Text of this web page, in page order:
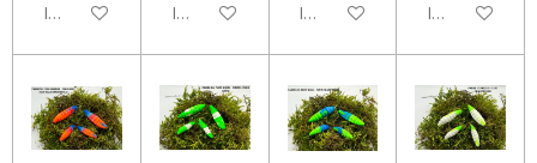
In den WarenkorbIn den WarenkorbIn den WarenkorbIn den